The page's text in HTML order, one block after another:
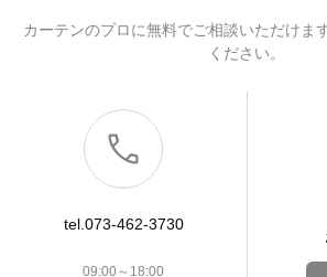
カーテンのプロに無料でご相談いただけま
ください。
tel.073-462-3730
09:00～18:00